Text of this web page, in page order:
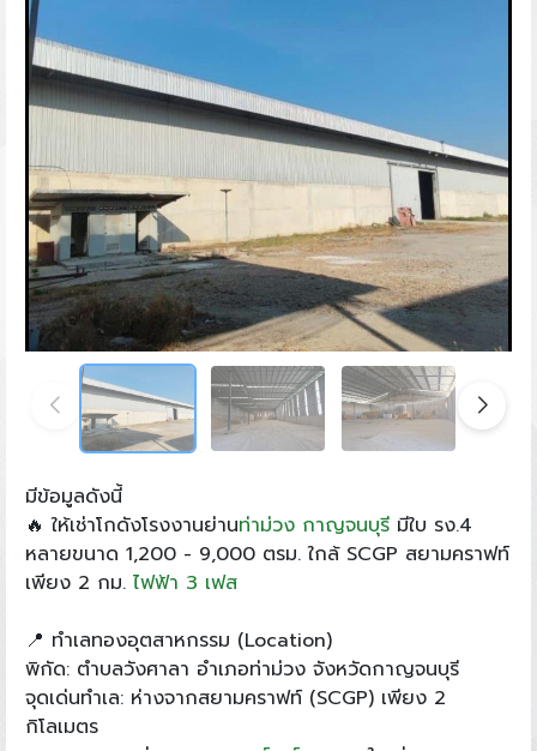
มีข้อมูลดังนี้
🔥 ให้เช่าโกดังโรงงานย่านท่าม่วง กาญจนบุรีมีใบ รง.4
หลายขนาด 1,200 - 9,000 ตรม. ใกล้ SCGP สยามคราฟท์
เพียง 2 กม. ไฟฟ้า 3 เฟส
📍 ทำเลทองอุตสาหกรรม (Location)
พิกัด: ตำบลวังศาลา อำเภอท่าม่วง จังหวัดกาญจนบุรี
จุดเด่นทำเล: ห่างจากสยามคราฟท์ (SCGP) เพียง 2
กิโลเมตร